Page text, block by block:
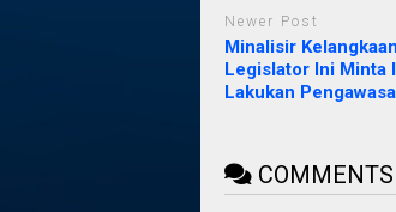
Newer Post
Minalisir
Legislator Ini Minta
Lakukan
COMMENTS